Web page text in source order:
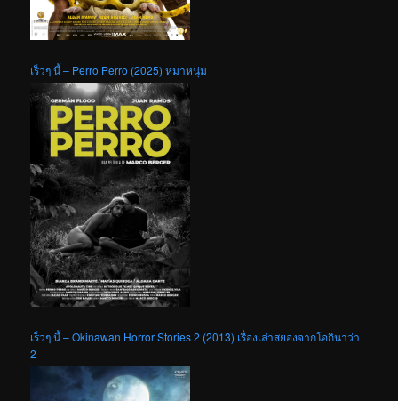
เร็วๆ นี้ – Perro Perro (2025) หมาหนุ่ม
เร็วๆ นี้ – Okinawan Horror Stories 2 (2013) เรื่องเล่าสยองจากโอกินาว่า
2